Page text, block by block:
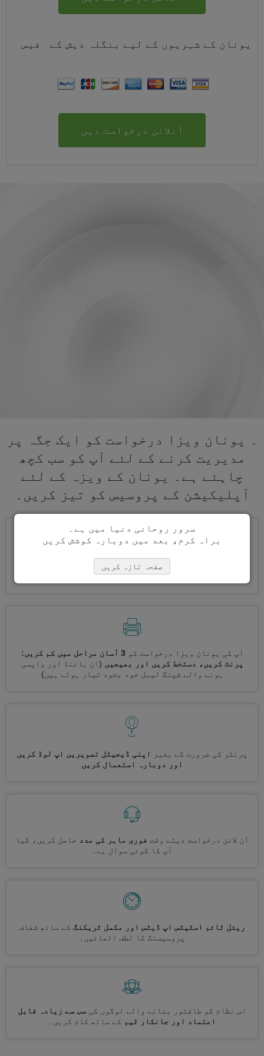
یونان کے شہریوں کے لیے بنگلہ دیش کے فیس
آنلائن درخواست دیں
۔ یونان ویزا درخواست کو ایک جگہ پر
مدیریت کرنے کے لئے آپ کو سب کچھ
چاہئے ہے۔ یونان کے ویزہ کے لئے
آپلیکیشن کے پروسیس کو تیز کریں۔
ایک ساتھ کئی ویزے درخواست کریں
خود بخود، تکراری معلومات
درج کرنے کی ضرورت نہیں ہے
آپ کی یونان ویزا درخواست کو
3 آسان مراحل میں کم کریں:
پرنٹ کریں، دستخط کریں اور بھیجیں (ان بائنڈ اور واپسی
ہونے والے شپنگ لیبل خود بخود تیار ہوتے ہیں)
پرنٹر کی ضرورت کے بغیر
اپنی ڈیجیٹل تصویریں اپ لوڈ کریں
اور دوبارہ استعمال کریں
آن لائن درخواست دیتے وقت فوری ماہر کی مدد حاصل کریں، کیا
آپ کا کوئی سوال ہے۔
ریئل ٹائم اسٹیٹس اپ ڈیٹس اور مکمل ٹریکنگ کے ساتھ شفاف
پروسیسنگ کا لطف اٹھائیں۔
اس نظام کو طاقتور بنانے والے لوگوں کی سب سے زیادہ قابل
اعتماد اور جانکار ٹیم کے ساتھ کام کریں۔
سرور روحانی دنیا میں ہے۔
براہ کرم، بعد میں دوبارہ کوشش کریں
صفحہ تازہ کریں